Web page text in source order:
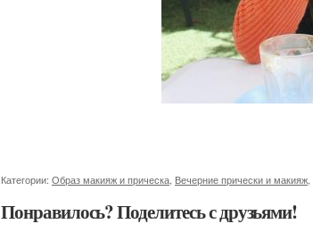
Категории: Образ макияж и прическа Вечерние прически и макияж
Понравилось? Поделитесь с друзьями!